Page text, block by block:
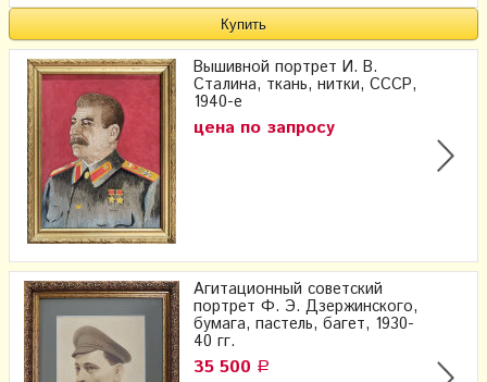
Вышивной портрет И. В.
Сталина, ткань, нитки, СССР,
1940-е
цена по запросу
Агитационный советский
портрет Ф. Э. Дзержинского,
бумага, пастель, багет, 1930-
40 гг.
35 500 Р